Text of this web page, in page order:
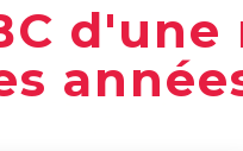
d'une